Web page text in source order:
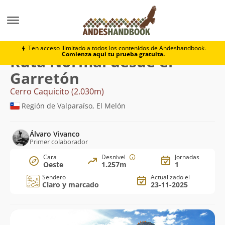
Ten acceso ilimitado a todos los contenidos de Andeshandbook.
Comienza aquí tu prueba gratuita.
Cerro Caquicito Normal desde el Garretón
Ruta Normal desde el
Garretón
Cerro Caquicito (2.030m)
Región de Valparaíso, El Melón
Álvaro Vivanco
Primer colaborador
Cara
Oeste
Desnivel
1.257m
Jornadas
1
Sendero
Claro y marcado
Actualizado el
23-11-2025